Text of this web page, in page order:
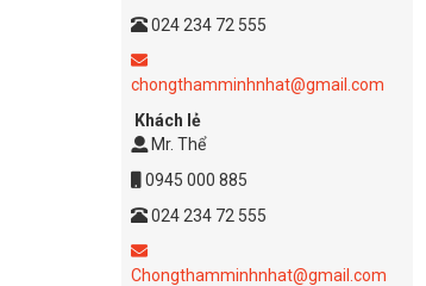
Chà Ron mạch gạch
024 234 72 555
chongthamminhnhat@gmail.com
Khách lẻ
Mr. Thể
0945 000 885
024 234 72 555
Chongthamminhnhat@gmail.com